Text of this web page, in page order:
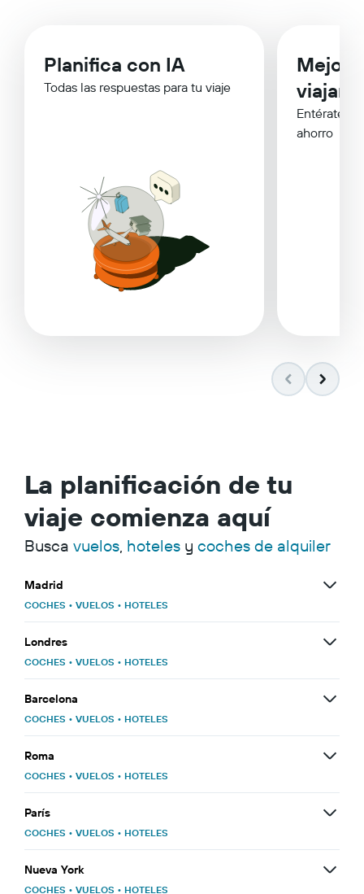
Planifica con IA
Todas las respuestas para tu viaje
Mejor
viajar
Entérate
ahorro
La planificación de tu
viaje comienza aquí
Busca vuelos, hoteles y coches de alquiler
Madrid
COCHES • VUELOS • HOTELES
Londres
COCHES • VUELOS • HOTELES
Barcelona
COCHES • VUELOS • HOTELES
Roma
COCHES • VUELOS • HOTELES
París
COCHES • VUELOS • HOTELES
Nueva York
COCHES • VUELOS • HOTELES